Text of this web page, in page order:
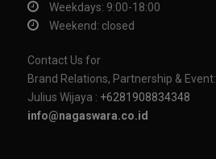
Weekdays: 9:00-18:00
Weekend: closed
Contact Us for
Brand Relations, Partnership & Event:
Julius Wijaya : +6281908834348
info@nagaswara.co.id